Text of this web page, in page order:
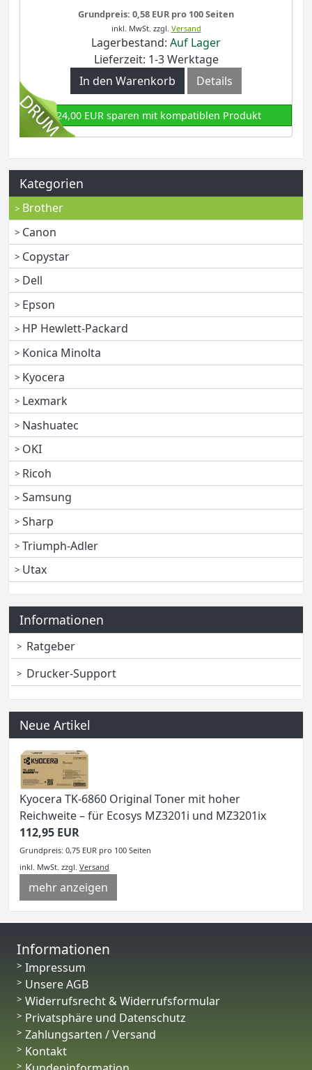
Grundpreis: 0,58 EUR pro 100 Seiten
inkl. MwSt. zzgl. Versand
Lagerbestand: Auf Lager
Lieferzeit: 1-3 Werktage
In den Warenkorb
Details
124,00 EUR sparen mit kompatiblen Produkt
Kategorien
Brother
Canon
Copystar
Dell
Epson
HP Hewlett-Packard
Konica Minolta
Kyocera
Lexmark
Nashuatec
OKI
Ricoh
Samsung
Sharp
Triumph-Adler
Utax
Informationen
Ratgeber
Drucker-Support
Neue Artikel
Kyocera TK-6860 Original Toner mit hoher
Reichweite – für Ecosys MZ3201i und MZ3201ix
112,95 EUR
Grundpreis: 0,75 EUR pro 100 Seiten
inkl. MwSt. zzgl. Versand
mehr anzeigen
Informationen
Impressum
Unsere AGB
Widerrufsrecht & Widerrufsformular
Privatsphäre und Datenschutz
Zahlungsarten / Versand
Kontakt